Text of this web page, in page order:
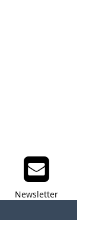
Newsletter